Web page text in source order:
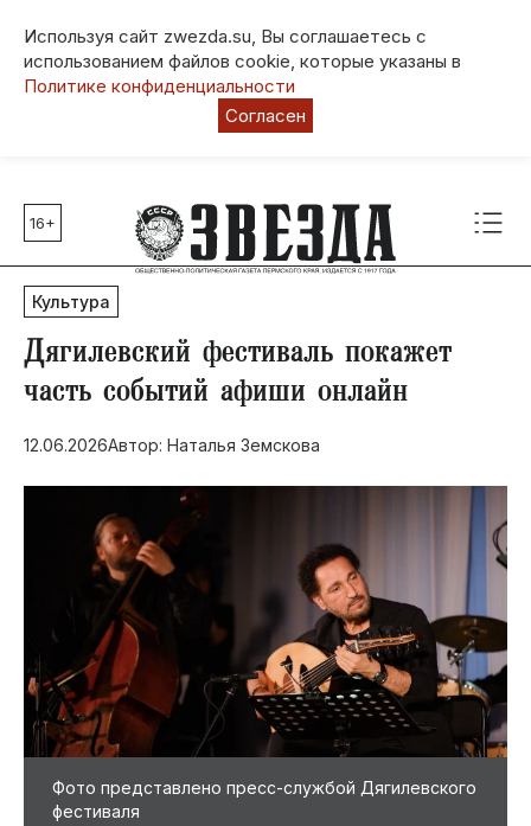
Используя сайт zwezda.su, Вы соглашаетесь с
использованием файлов cookie, которые указаны в
Политике конфиденциальности
Согласен
Главные темы
80 лет Победы
Молодежная столица РФ
СВО
Выборы в Пермском крае
Социальная поддержка
Инфраструктура
Благоустройство
16+
Культура
​Дягилевский фестиваль покажет
часть событий афиши онлайн
12.06.2026Автор: Наталья Земскова
Фото представлено пресс-службой Дягилевского
фестиваля